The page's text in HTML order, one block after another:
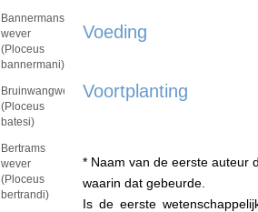
Bannermans
wever
(Ploceus
bannermani)
Bruinwangwever
(Ploceus
batesi)
Bertrams
wever
(Ploceus
bertrandi)
Voeding
Voortplanting
* Naam van de eerste auteur
waarin dat gebeurde.
Is de eerste